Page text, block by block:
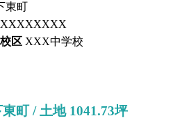
東町
区 XXX中学校
町 / 土地 1041.73坪